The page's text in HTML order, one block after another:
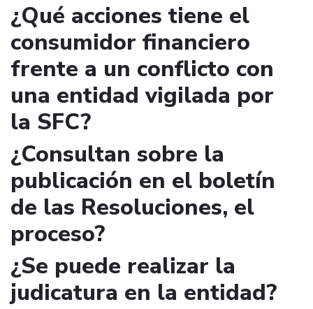
¿Qué acciones tiene el
consumidor financiero
frente a un conflicto con
una entidad vigilada por
la SFC?
¿Consultan sobre la
publicación en el boletín
de las Resoluciones, el
proceso?
¿Se puede realizar la
judicatura en la entidad?